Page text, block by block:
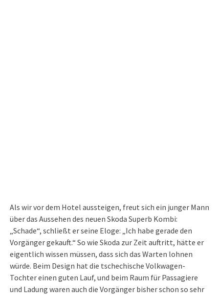
Als wir vor dem Hotel aussteigen, freut sich ein junger Mann
über das Aussehen des neuen Skoda Superb Kombi:
„Schade“, schließt er seine Eloge: „Ich habe gerade den
Vorgänger gekauft.“ So wie Skoda zur Zeit auftritt, hätte er
eigentlich wissen müssen, dass sich das Warten lohnen
würde. Beim Design hat die tschechische Volkwagen-
Tochter einen guten Lauf, und beim Raum für Passagiere
und Ladung waren auch die Vorgänger bisher schon so sehr